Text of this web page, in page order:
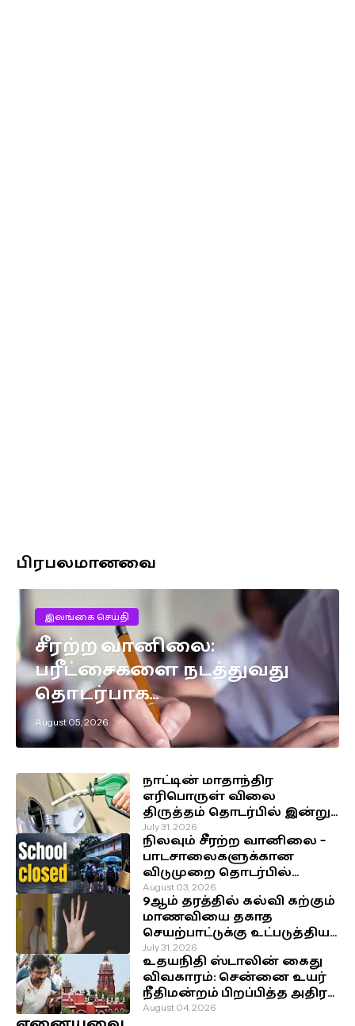
பிரபலமானவை
இலங்கை செய்தி
சீரற்ற வானிலை:
பரீட்சைகளை நடத்துவது
தொடர்பாக
எடுக்கப்பட்டுள்ள முக்கிய
தீர்மானம்!
August 05, 2026
நாட்டின் மாதாந்திர
எரிபொருள் விலை
திருத்தம் தொடர்பில் இன்று
வெளியாகவுள்ள அறிவிப்பு!
July 31, 2026
நிலவும் சீரற்ற வானிலை –
பாடசாலைகளுக்கான
விடுமுறை தொடர்பில்
வௌியான தகவல்!
August 03, 2026
9ஆம் தரத்தில் கல்வி கற்கும்
மாணவியை தகாத
செயற்பாட்டுக்கு உட்படுத்திய
சக மாணவர்கள்!
July 31, 2026
உதயநிதி ஸ்டாலின் கைது
விவகாரம்: சென்னை உயர்
நீதிமன்றம் பிறப்பித்த அதிரடி
உத்தரவு!
August 04, 2026